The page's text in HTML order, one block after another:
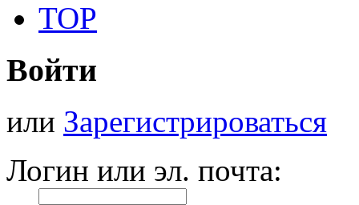
TOP
Войти
или Зарегистрироваться
Логин или эл. почта: